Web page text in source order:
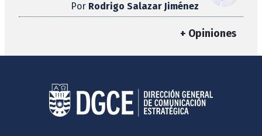
Por Rodrigo Salazar Jiménez
+ Opiniones